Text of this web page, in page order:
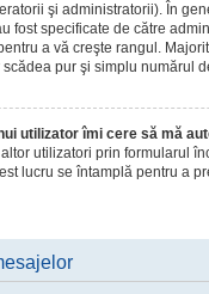
şi administratorii). În
fost specificate de către
a vă creşte rangul.
pur şi simplu numărul
utilizator îmi cere să mă
utilizatori prin formularul
lucru se întamplă pentru a